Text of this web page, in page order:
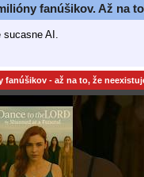
fanúšikov. Až na
sucasne AI.
fanúšikov - až na to, že